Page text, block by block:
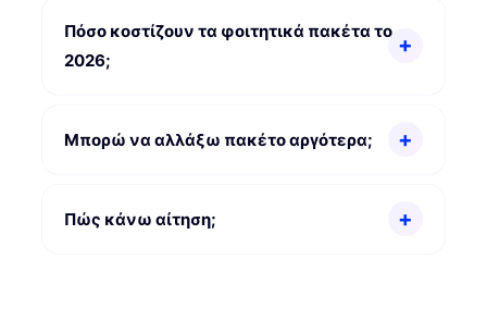
Πόσο κοστίζουν τα φοιτητικά πακέτα το
2026;
Μπορώ να αλλάξω πακέτο αργότερα;
Πώς κάνω αίτηση;